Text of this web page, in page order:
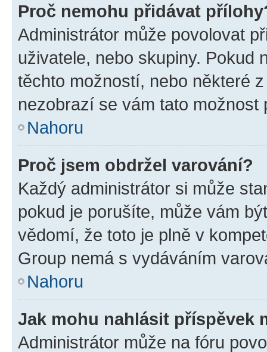
Proč nemohu přidávat
Administrátor může povolovat
uživatele, nebo skupiny. Pokud
těchto možností, nebo některé
nezobrazí se vám tato
Nahoru
Proč jsem obdržel varování?
Každý administrátor si může
pokud je porušíte, může vám
vědomí, že toto je plně v
Group nemá s vydáváním
Nahoru
Jak mohu nahlásit příspěvek
Administrátor může na fóru